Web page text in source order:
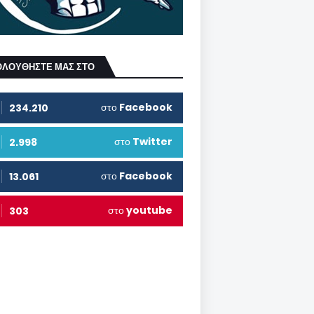
ΜΑΣ ΣΤΟ
234.210 στο Facebook
2.998 στο Twitter
13.061 στο Facebook
303 στοyoutube